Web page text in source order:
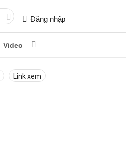
Đăng nhập
Video
Link xem